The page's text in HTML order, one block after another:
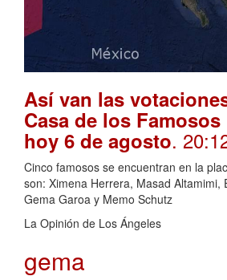
Así van las
Casa de los Famosos
hoy 6 de agosto.
Cinco famosos se encuentran en la
son: Ximena Herrera, Masad Altamimi,
Gema Garoa y Memo Schutz
La Opinión de Los Ángeles
gema